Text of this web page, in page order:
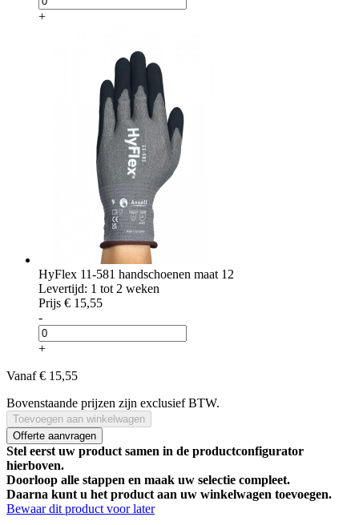
+
HyFlex 11-581 handschoenen maat 12
Levertijd: 1 tot 2 weken
Prijs € 15,55
-
+
Vanaf € 15,55
Bovenstaande prijzen zijn exclusief BTW.
Toevoegen aan winkelwagen
Offerte aanvragen
Stel eerst uw product samen in de productconfigurator
hierboven.
Doorloop alle stappen en maak uw selectie compleet.
Daarna kunt u het product aan uw winkelwagen toevoegen.
Bewaar dit product voor later